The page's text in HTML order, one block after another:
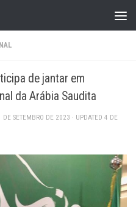
de jantar em
da Arábia Saudita
DE SETEMBRO DE 2023 · UPDATED 4 DE